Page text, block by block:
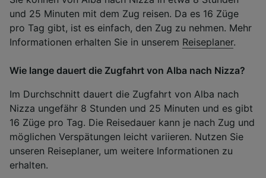
und 25 Minuten mit dem Zug reisen. Da es 16 Züge
pro Tag gibt, ist es einfach, den Zug zu nehmen. Mehr
Informationen erhalten Sie in unserem Reiseplaner.
Wie lange dauert die Zugfahrt von Alba nach Nizza?
Im Durchschnitt dauert die Zugfahrt von Alba nach
Nizza ungefähr 8 Stunden und 25 Minuten und es gibt
16 Züge pro Tag. Die Reisedauer kann je nach Zug und
möglichen Verspätungen leicht variieren. Nutzen Sie
unseren Reiseplaner, um weitere Informationen zu
erhalten.